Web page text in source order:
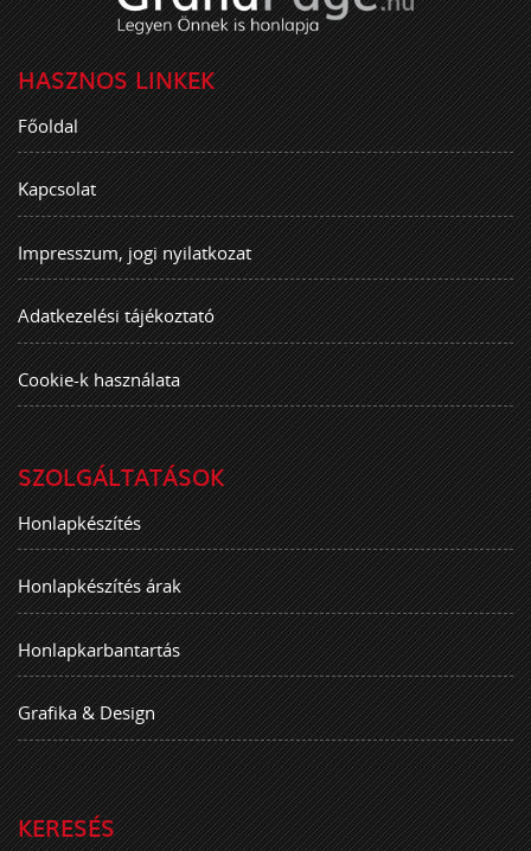
HASZNOS LINKEK
Főoldal
Kapcsolat
Impresszum, jogi nyilatkozat
Adatkezelési tájékoztató
Cookie-k használata
SZOLGÁLTATÁSOK
Honlapkészítés
Honlapkészítés árak
Honlapkarbantartás
Grafika & Design
KERESÉS